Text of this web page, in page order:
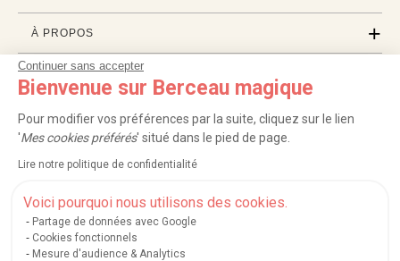
Continuer sans accepter
Bienvenue sur Berceau magique
Pour modifier vos préférences par la suite, cliquez sur le lien
'Mes cookies préférés' situé dans le pied de page.
Lire notre politique de confidentialité
Voici pourquoi nous utilisons des cookies.
Partage de données avec Google
Cookies fonctionnels
Mesure d'audience & Analytics
À PROPOS
PROFESSIONNELS
LISTES CADEAUX
Service après-vente| FAQ |Rappels de produits|Protection des données
Mentions légales et crédits Conditions générales de ventes
Nos moyens de paiement sécurisés